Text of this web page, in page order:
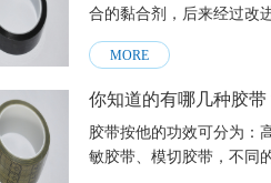
MORE
你知道的有哪几种胶带
胶带按他的功效可分为：